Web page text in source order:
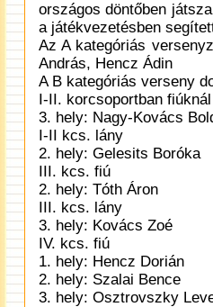
országos döntőben
a játékvezetésben
Az A kategóriás
András, Hencz Ádin
A B kategóriás verseny
I-II. korcsoportban fiúknál
3. hely: Nagy-Kovács
I-II kcs. lány
2. hely: Gelesits Boróka
III. kcs. fiú
2. hely: Tóth Áron
III. kcs. lány
3. hely: Kovács Zoé
IV. kcs. fiú
1. hely: Hencz Dorián
2. hely: Szalai Bence
3. hely: Osztrovszky